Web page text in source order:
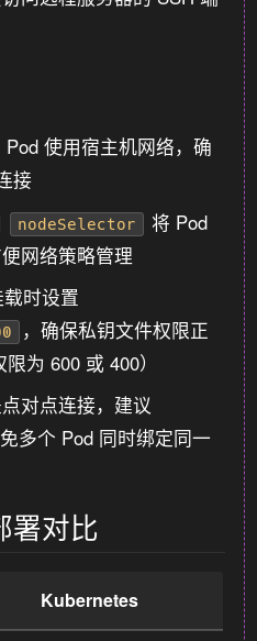
Pod 使用宿主机网络，确
接
nodeSelector
将 Pod
网络策略管理
时设置
，确保私钥文件权限正
为 600 或 400）
对点连接，建议
多个 Pod 同时绑定同一
署对比
Kubernetes